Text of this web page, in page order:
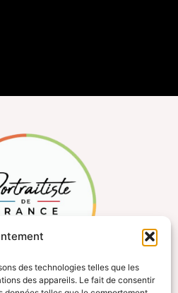
des technologies telles que les
des appareils. Le fait de consentir